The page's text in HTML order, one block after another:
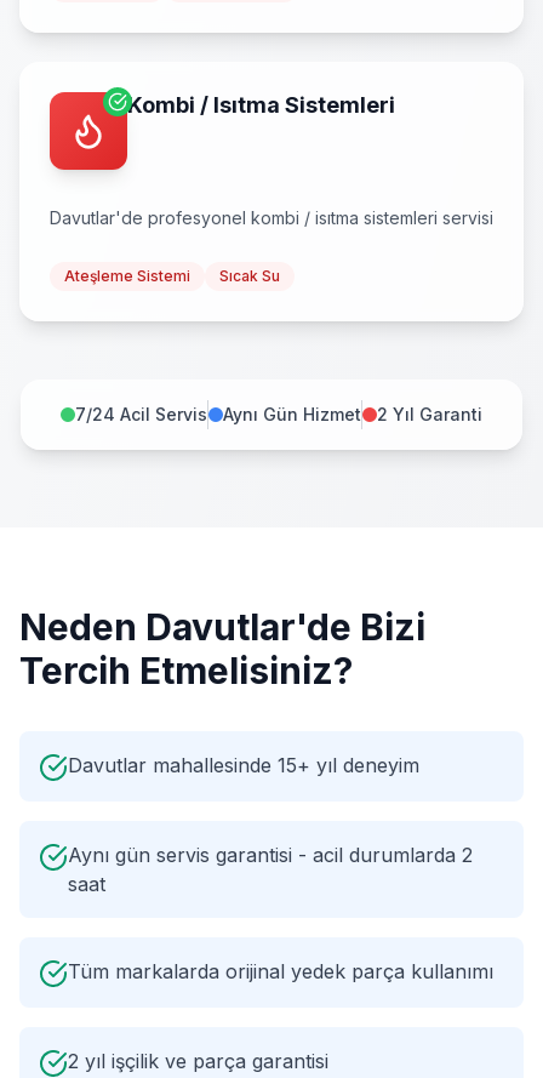
Kombi / Isıtma Sistemleri
Davutlar'de profesyonel kombi / isıtma sistemleri servisi
Ateşleme Sistemi Sıcak Su
7/24 Acil Servis Aynı Gün Hizmet 2 Yıl Garanti
Neden Davutlar'de Bizi
Tercih Etmelisiniz?
Davutlar mahallesinde 15+ yıl deneyim
Aynı gün servis garantisi - acil durumlarda 2
saat
Tüm markalarda orijinal yedek parça kullanımı
2 yıl işçilik ve parça garantisi